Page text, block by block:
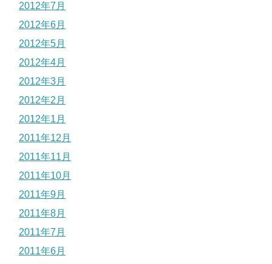
2012年7月
2012年6月
2012年5月
2012年4月
2012年3月
2012年2月
2012年1月
2011年12月
2011年11月
2011年10月
2011年9月
2011年8月
2011年7月
2011年6月